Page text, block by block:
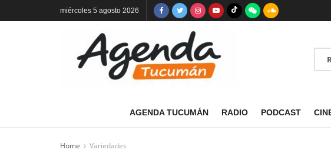
miércoles 5 agosto 2026
AGENDA TUCUMÁN RADIO PODCAST
Home Variedades